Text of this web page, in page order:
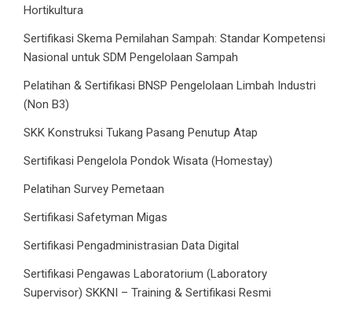
Hortikultura
Sertifikasi Skema Pemilahan Sampah: Standar Kompetensi
Nasional untuk SDM Pengelolaan Sampah
Pelatihan & Sertifikasi BNSP Pengelolaan Limbah Industri
(Non B3)
SKK Konstruksi Tukang Pasang Penutup Atap
Sertifikasi Pengelola Pondok Wisata (Homestay)
Pelatihan Survey Pemetaan
Sertifikasi Safetyman Migas
Sertifikasi Pengadministrasian Data Digital
Sertifikasi Pengawas Laboratorium (Laboratory
Supervisor) SKKNI – Training & Sertifikasi Resmi